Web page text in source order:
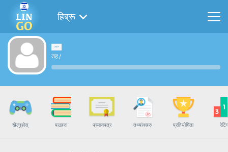
हिब्रू
तह/
खेल्नुहोस् पाठहरू प्रमाणपत्र तथ्यांकहरु प्रतियोगिता रेटिंग